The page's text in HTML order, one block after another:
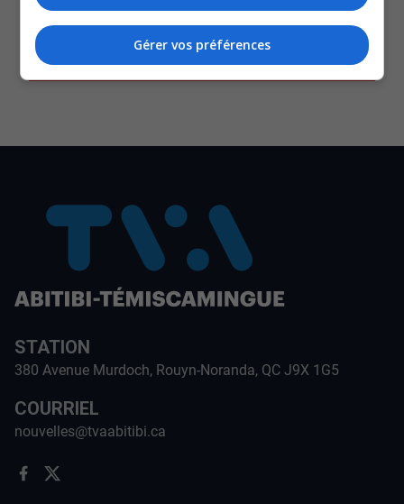
SOUTENIR NOS MÉDIAS, C’EST PROTÉGER NOTRE
CULTURE ET NOTRE ÉCONOMIE
STATION
380 Avenue Murdoch, Rouyn-Noranda, QC J9X 1G5
COURRIEL
nouvelles@tvaabitibi.ca
Gérer vos préférences